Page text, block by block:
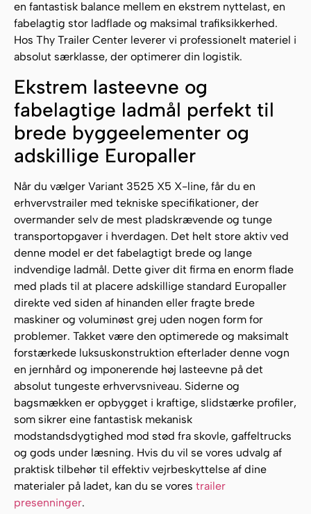
en fantastisk balance mellem en ekstrem nyttelast, en
fabelagtig stor ladflade og maksimal trafiksikkerhed.
Hos Thy Trailer Center leverer vi professionelt materiel i
absolut særklasse, der optimerer din logistik.
Ekstrem lasteevne og
fabelagtige ladmål perfekt til
brede byggeelementer og
adskillige Europaller
Når du vælger Variant 3525 X5 X-line, får du en
erhvervstrailer med tekniske specifikationer, der
overmander selv de mest pladskrævende og tunge
transportopgaver i hverdagen. Det helt store aktiv ved
denne model er det fabelagtigt brede og lange
indvendige ladmål. Dette giver dit firma en enorm flade
med plads til at placere adskillige standard Europaller
direkte ved siden af hinanden eller fragte brede
maskiner og voluminøst grej uden nogen form for
problemer. Takket være den optimerede og maksimalt
forstærkede luksuskonstruktion efterlader denne vogn
en jernhård og imponerende høj lasteevne på det
absolut tungeste erhvervsniveau. Siderne og
bagsmækken er opbygget i kraftige, slidstærke profiler,
som sikrer eine fantastisk mekanisk
modstandsdygtighed mod stød fra skovle, gaffeltrucks
og gods under læsning. Hvis du vil se vores udvalg af
praktisk tilbehør til effektiv vejrbeskyttelse af dine
materialer på ladet, kan du se vores trailer
presenninger.